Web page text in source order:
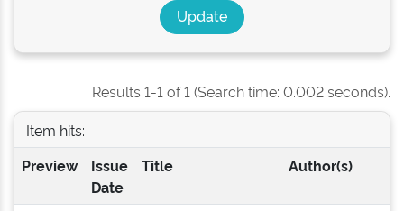
Results 1-1 of 1 (Search time: 0.002 seconds).
Item hits:
Preview
Issue
Date
Title Author(s)